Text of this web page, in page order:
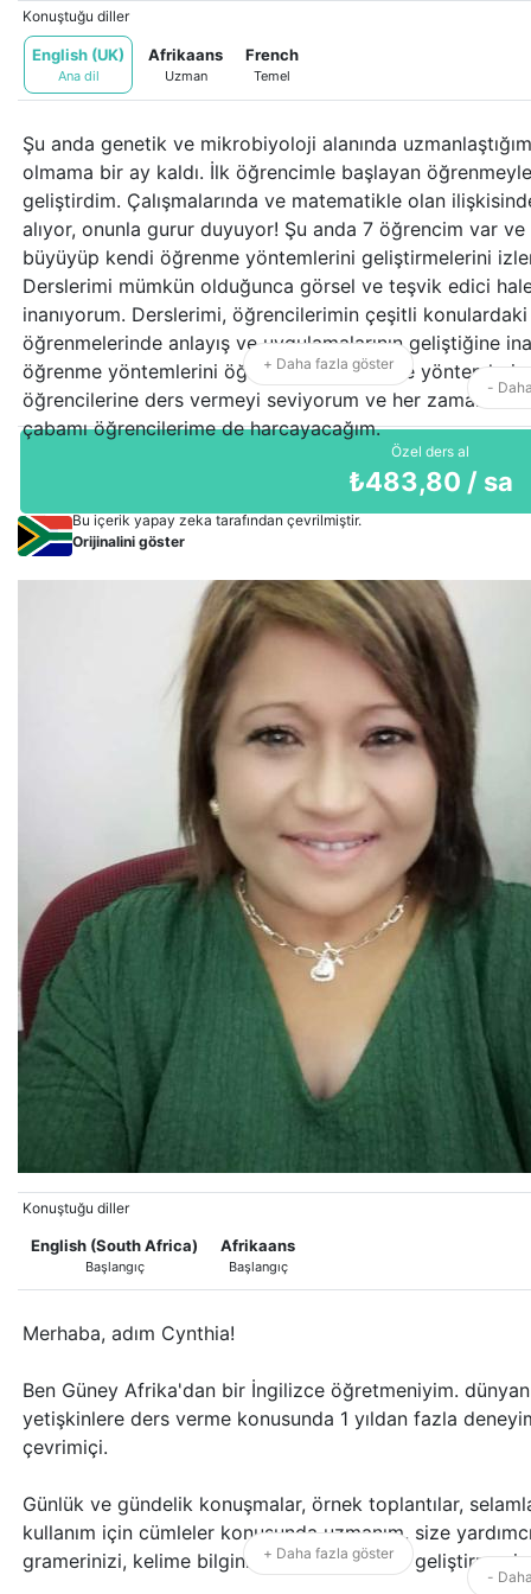
Konuştuğu diller
English (UK)
Ana dil
Afrikaans
Uzman
French
Temel
Şu anda genetik ve mikrobiyoloji alanında
olmama bir ay kaldı. İlk öğrencimle başlayan
geliştirdim. Çalışmalarında ve matematikle olan
alıyor, onunla gurur duyuyor! Şu anda 7 öğrencim var
büyüyüp kendi öğrenme yöntemlerini geliştirmelerini
Derslerimi mümkün olduğunca görsel ve teşvik edici
inanıyorum. Derslerimi, öğrencilerimin çeşitli
öğrenmelerinde anlayış ve uygulamalarının geliştiğine
öğrenme yöntemlerini öğrencilerin öğrenme
öğrencilerine ders vermeyi seviyorum ve her zaman
çabamı öğrencilerime de harcayacağım.
Bu içerik yapay zeka tarafından çevrilmiştir.
Orijinalini göster
+ Daha fazla göster
-
Özel ders al
₺483,80 / sa
Konuştuğu diller
English (South Africa)
Başlangıç
Afrikaans
Başlangıç
Merhaba, adım Cynthia!
Ben Güney Afrika'dan bir İngilizce öğretmeniyim.
yetişkinlere ders verme konusunda 1 yıldan fazla
çevrimiçi.
Günlük ve gündelik konuşmalar, örnek toplantılar,
kullanım için cümleler konusunda uzmanım, size
gramerinizi, kelime bilginizi, kelime bilginizi
+ Daha fazla göster
-